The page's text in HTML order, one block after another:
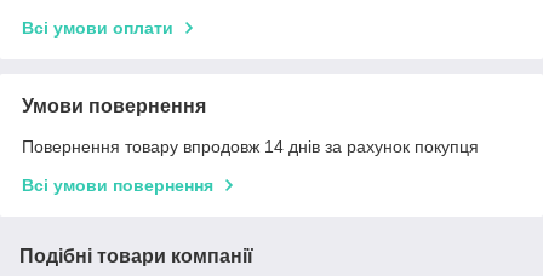
Всі умови оплати
Умови повернення
Повернення товару впродовж 14 днів за рахунок покупця
Всі умови повернення
Подібні товари компанії